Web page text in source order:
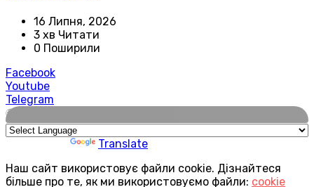
16 Липня, 2026
3 хв Читати
0 Поширили
Facebook
Youtube
Telegram
🌍
Translate
Наш сайт використовує файли cookie. Дізнайтеся
більше про те, як ми використовуємо файли: cookie